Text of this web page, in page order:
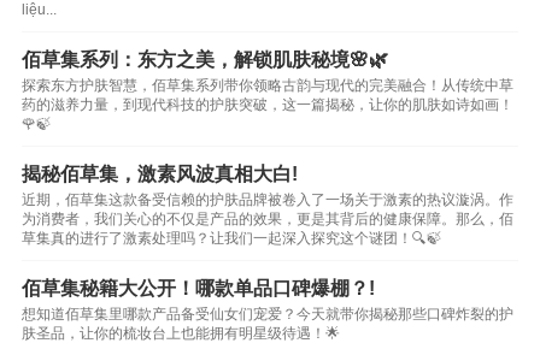
liệu...
佰草集系列：东方之美，解锁肌肤秘境🌸🌿
探索东方护肤智慧，佰草集系列带你领略古韵与现代的完美融合！从传统中草
药的滋养力量，到现代科技的护肤突破，这一篇揭秘，让你的肌肤如诗如画！
🌹🍃
揭秘佰草集，激素风波真相大白!
近期，佰草集这款备受信赖的护肤品牌被卷入了一场关于激素的热议漩涡。作
为消费者，我们关心的不仅是产品的效果，更是其背后的健康保障。那么，佰
草集真的进行了激素处理吗？让我们一起深入探究这个谜团！🔍🍃
佰草集秘籍大公开！哪款单品口碑爆棚？!
想知道佰草集里哪款产品备受仙女们宠爱？今天就带你揭秘那些口碑炸裂的护
肤圣品，让你的梳妆台上也能拥有明星级待遇！🌟